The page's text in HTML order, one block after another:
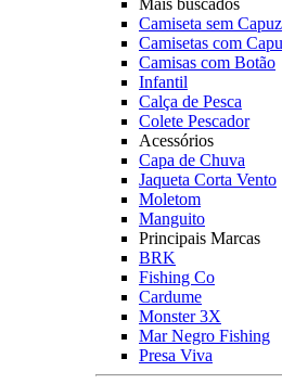
Mais buscados
Camiseta sem Capuz
Camisetas com
Camisas com Botão
Infantil
Calça de Pesca
Colete Pescador
Acessórios
Capa de Chuva
Jaqueta Corta Vento
Moletom
Manguito
Principais Marcas
BRK
Fishing Co
Cardume
Monster 3X
Mar Negro Fishing
Presa Viva